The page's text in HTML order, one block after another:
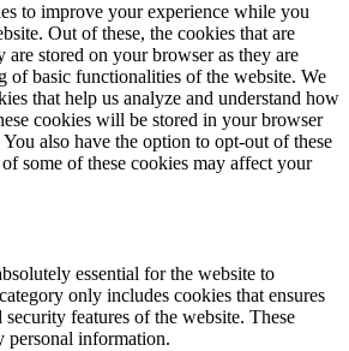
to improve your experience while you
Out of these, the cookies that are
are stored on your browser as they are
of basic functionalities of the website. We
that help us analyze and understand how
cookies will be stored in your browser
also have the option to opt-out of these
some of these cookies may affect your
essential for the website to
only includes cookies that ensures
features of the website. These
personal information.